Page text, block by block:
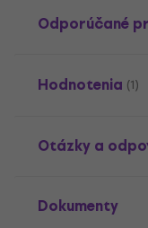
Odporúčané
Hodnotenia (1)
Otázky a
Dokumenty